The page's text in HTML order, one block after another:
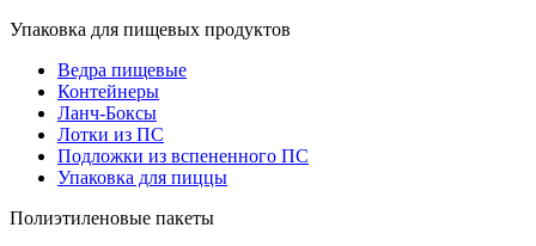
Упаковка для пищевых продуктов
Ведра пищевые
Контейнеры
Ланч-Боксы
Лотки из ПС
Подложки из вспененного ПС
Упаковка для пиццы
Полиэтиленовые пакеты